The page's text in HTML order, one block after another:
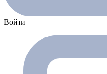
Войти